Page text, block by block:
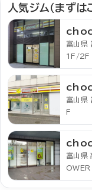
人気ジム（まずは
富山
1F/2F
富山県
F
富山県